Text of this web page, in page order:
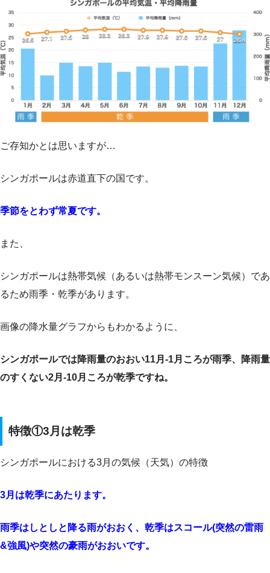
ご存知かとは思いますが…
シンガポールは赤道直下の国です。
季節をとわず常夏です。
また、
シンガポールは熱帯気候（あるいは熱帯モンスーン気候）であ
るため雨季・乾季があります。
画像の降水量グラフからもわかるように、
シンガポールでは降雨量のおおい11月-1月ころが雨季、
降雨量
のすくない2月-10月ころが乾季ですね。
特徴①3月は乾季
シンガポールにおける3月の気候（天気）の特徴
3月は乾季にあたります。
雨季はしとしと降る雨がおおく、乾季はスコール(突然の雷雨
&強風)や突然の豪雨がおおいです。